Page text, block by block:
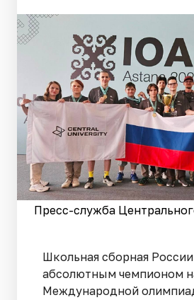
Пресс-служба
Школьная сборная
абсолютным чемпионом
Международной